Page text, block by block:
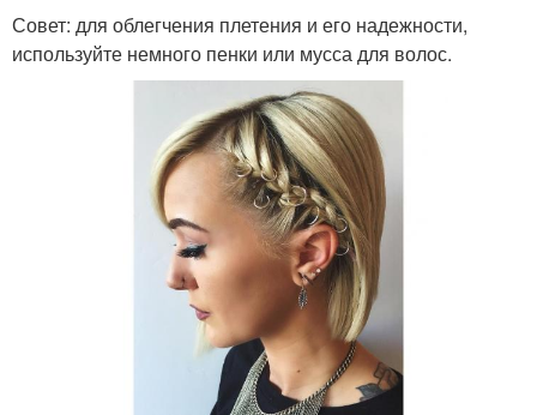
Совет: для облегчения плетения и его надежности,
используйте немного пенки или мусса для волос.